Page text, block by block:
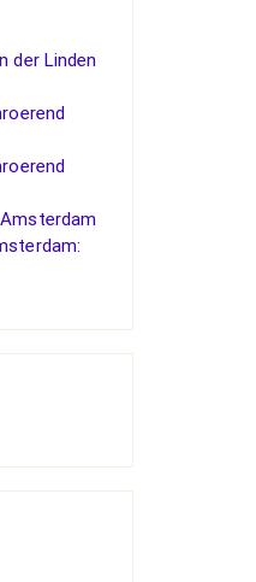
der Linden